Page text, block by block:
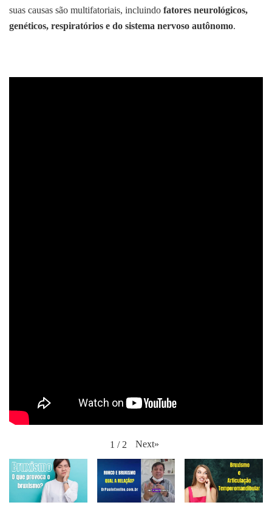
suas causas são multifatoriais, incluindo fatores neurológicos,
genéticos, respiratórios e do sistema nervoso autônomo.
1 / 2 Next»